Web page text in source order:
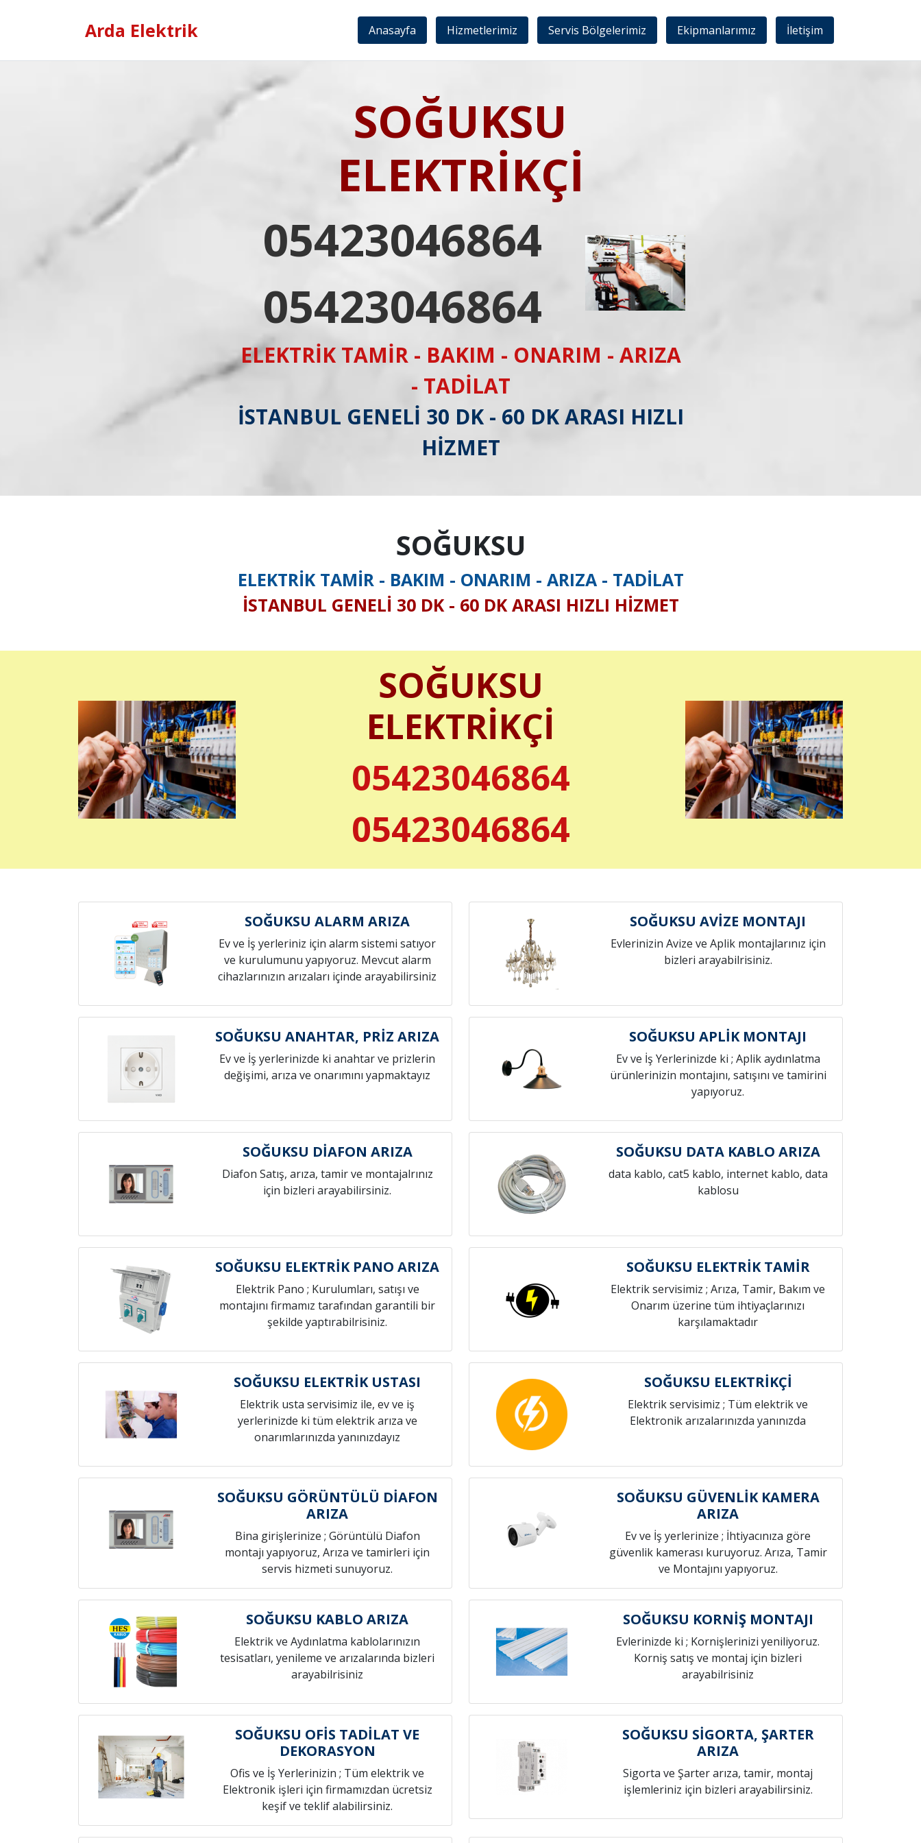
Arda Elektrik Anasayfa Hizmetlerimiz Servis Bölgelerimiz Ekipmanlarımız İletişim
SOĞUKSU
ELEKTRİKÇİ
05423046864
05423046864
ELEKTRİK TAMİR - BAKIM - ONARIM - ARIZA
- TADİLAT
İSTANBUL GENELİ 30 DK - 60 DK ARASI HIZLI
HİZMET
SOĞUKSU
ELEKTRİK TAMİR - BAKIM - ONARIM - ARIZA - TADİLAT
İSTANBUL GENELİ 30 DK - 60 DK ARASI HIZLI HİZMET
SOĞUKSU
ELEKTRİKÇİ
05423046864
05423046864
SOĞUKSU ALARM ARIZA
Ev ve İş yerleriniz için alarm sistemi satıyor
ve kurulumunu yapıyoruz. Mevcut alarm
cihazlarınızın arızaları içinde arayabilirsiniz
SOĞUKSU AVİZE MONTAJI
Evlerinizin Avize ve Aplik montajlarınız için
bizleri arayabilrisiniz.
SOĞUKSU ANAHTAR, PRİZ ARIZA
Ev ve İş yerlerinizde ki anahtar ve prizlerin
değişimi, arıza ve onarımını yapmaktayız
SOĞUKSU APLİK MONTAJI
Ev ve İş Yerlerinizde ki ; Aplik aydınlatma
ürünlerinizin montajını, satışını ve tamirini
yapıyoruz.
SOĞUKSU DİAFON ARIZA
Diafon Satış, arıza, tamir ve montajalrınız
için bizleri arayabilirsiniz.
SOĞUKSU DATA KABLO ARIZA
data kablo, cat5 kablo, internet kablo, data
kablosu
SOĞUKSU ELEKTRİK PANO ARIZA
Elektrik Pano ; Kurulumları, satışı ve
montajını firmamız tarafından garantili bir
şekilde yaptırabilrisiniz.
SOĞUKSU ELEKTRİK TAMİR
Elektrik servisimiz ; Arıza, Tamir, Bakım ve
Onarım üzerine tüm ihtiyaçlarınızı
karşılamaktadır
SOĞUKSU ELEKTRİK USTASI
Elektrik usta servisimiz ile, ev ve iş
yerlerinizde ki tüm elektrik arıza ve
onarımlarınızda yanınızdayız
SOĞUKSU ELEKTRİKÇİ
Elektrik servisimiz ; Tüm elektrik ve
Elektronik arızalarınızda yanınızda
SOĞUKSU GÖRÜNTÜLÜ DİAFON
ARIZA
Bina girişlerinize ; Görüntülü Diafon
montajı yapıyoruz, Arıza ve tamirleri için
servis hizmeti sunuyoruz.
SOĞUKSU GÜVENLİK KAMERA
ARIZA
Ev ve İş yerlerinize ; İhtiyacınıza göre
güvenlik kamerası kuruyoruz. Arıza, Tamir
ve Montajını yapıyoruz.
SOĞUKSU KABLO ARIZA
Elektrik ve Aydınlatma kablolarınızın
tesisatları, yenileme ve arızalarında bizleri
arayabilrisiniz
SOĞUKSU KORNİŞ MONTAJI
Evlerinizde ki ; Kornişlerinizi yeniliyoruz.
Korniş satış ve montaj için bizleri
arayabilrisiniz
SOĞUKSU OFİS TADİLAT VE
DEKORASYON
Ofis ve İş Yerlerinizin ; Tüm elektrik ve
Elektronik işleri için firmamızdan ücretsiz
keşif ve teklif alabilirsiniz.
SOĞUKSU SİGORTA, ŞARTER
ARIZA
Sigorta ve Şarter arıza, tamir, montaj
işlemleriniz için bizleri arayabilirsiniz.